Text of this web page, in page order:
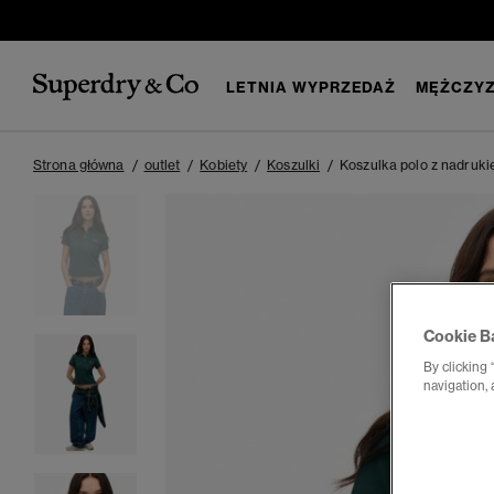
LETNIA WYPRZEDAŻ
Strona główna outlet Kobiety Koszulki Koszulka polo z
Cookie
By clicking
navigation,